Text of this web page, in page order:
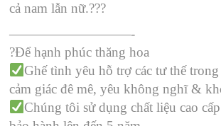
cả nam lẫn nữ.???
—————————-
?Để hạnh phúc thăng hoa
Ghế tình yêu hỗ trợ các tư thế
cảm giác đê mê, yêu không nghĩ &
Chúng tôi sử dụng chất liệu cao